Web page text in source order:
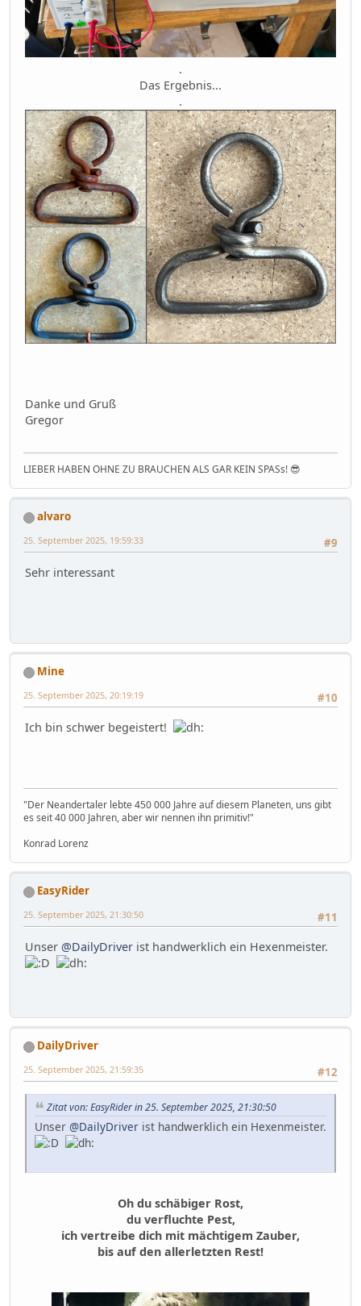
.
Das Ergebnis...
.
Danke und Gruß
Gregor
LIEBER HABEN OHNE ZU BRAUCHEN ALS GAR KEIN SPASs! 😎
alvaro
#9
25. September 2025, 19:59:33
Sehr interessant
Mine
#10
25. September 2025, 20:19:19
Ich bin schwer begeistert!
"Der Neandertaler lebte 450 000 Jahre auf diesem Planeten, uns gibt
es seit 40 000 Jahren, aber wir nennen ihn primitiv!"
Konrad Lorenz
EasyRider
#11
25. September 2025, 21:30:50
Unser @DailyDriver ist handwerklich ein Hexenmeister.
DailyDriver
#12
25. September 2025, 21:59:35
Zitat von: EasyRider in 25. September 2025, 21:30:50
Unser @DailyDriver ist handwerklich ein Hexenmeister.
Oh du schäbiger Rost,
du verfluchte Pest,
ich vertreibe dich mit mächtigem Zauber,
bis auf den allerletzten Rest!